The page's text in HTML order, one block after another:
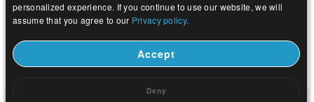
US$ 0.02 US$ 0.37
personalized experience. If you continue to use our website, we will
assume that you agree to our Privacy policy.
Accept
Deny